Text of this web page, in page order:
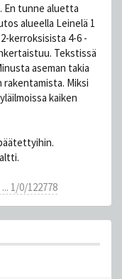
En tunne aluetta
alueella Leinelä 1
kerroksisista 4-6 -
Tekstissä
aseman takia
Miksi
kaiken
1/0/122778